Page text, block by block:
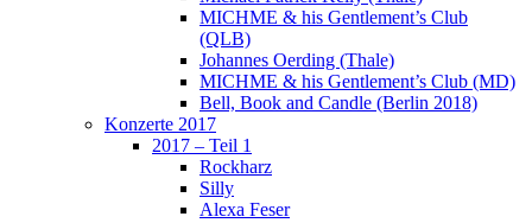
MICHME & his Gentlement’s Club
(QLB)
Johannes Oerding (Thale)
MICHME & his Gentlement’s Club (MD)
Bell, Book and Candle (Berlin 2018)
Konzerte 2017
2017 – Teil 1
Rockharz
Silly
Alexa Feser